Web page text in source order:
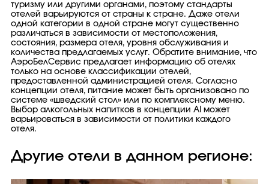
туризму или другими органами, поэтому стандарты
отелей варьируются от страны к стране. Даже отели
одной категории в одной стране могут существенно
различаться в зависимости от местоположения,
состояния, размера отеля, уровня обслуживания и
количества предлагаемых услуг. Обратите внимание, что
АэроБелСервис предлагает информацию об отелях
только на основе классификации отелей,
предоставленной администрацией отеля. Согласно
концепции отеля, питание может быть организовано по
системе «шведский стол» или по комплексному меню.
Выбор алкогольных напитков в концепции AI может
варьироваться в зависимости от политики каждого
отеля.
Другие отели в данном регионе: